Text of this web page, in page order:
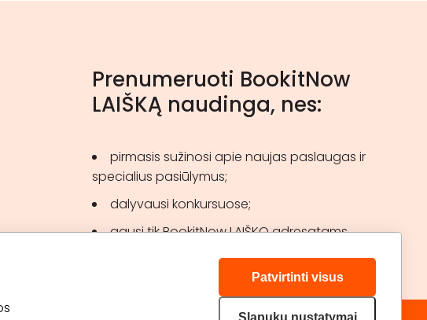
Patvirtinti visus
Slapukų nustatymai
Prenumeruoti BookitNow
LAIŠKĄ naudinga, nes:
pirmasis sužinosi apie naujas paslaugas ir
specialius pasiūlymus;
dalyvausi konkursuose;
gausi tik BookitNow LAIŠKO adresatams